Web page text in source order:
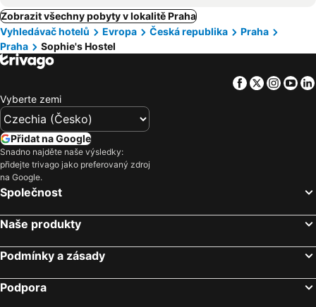
Zobrazit všechny pobyty v lokalitě Praha
Vyhledávač hotelů
Evropa Česká republika
Praha
Praha
Sophie's Hostel
Facebook
Twitter
Vyberte zemi
Přidat na Google
Snadno najděte naše výsledky:
přidejte trivago jako preferovaný zdroj
na Google.
Společnost
Naše produkty
Podmínky a zásady
Podpora